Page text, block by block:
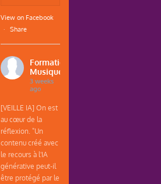
View on Facebook
·
Share
Formations
Musique
3 weeks
ago
[VEILLE IA] On est
au cœur de la
réflexion. "Un
contenu créé avec
le recours à l'IA
générative peut-il
être protégé par le